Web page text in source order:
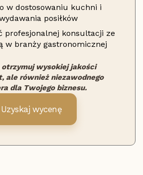
w dostosowaniu kuchni i
posiłków
profesjonalnej konsultacji ze
w branży gastronomicznej
wysokiej jakości
ale również niezawodnego
dla Twojego biznesu.
Uzyskaj wycenę